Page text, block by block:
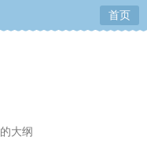
首页
大纲